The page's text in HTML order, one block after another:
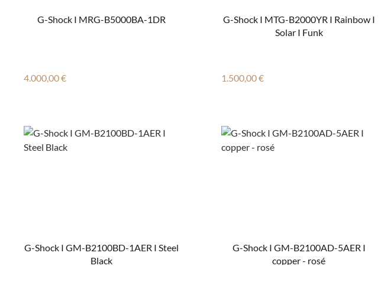
G-Shock I MRG-B5000BA-1DR
Regulärer Preis:
4.000,00 €
G-Shock I MTG-B2000YR I Rainbow I
Solar I Funk
Regulärer Preis:
1.500,00 €
G-Shock I GM-B2100BD-1AER I Steel
Black
G-Shock I GM-B2100AD-5AER I
copper - rosé